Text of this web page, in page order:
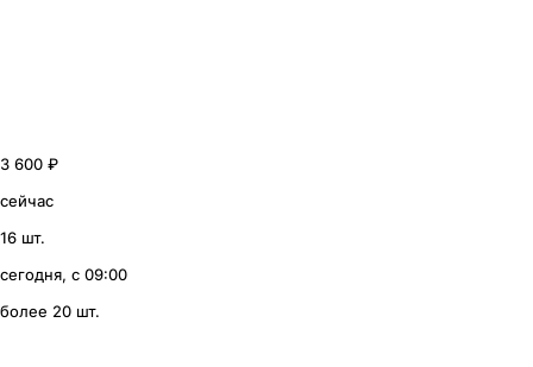
3 600 ₽
сейчас
16 шт.
сегодня, с 09:00
более 20 шт.